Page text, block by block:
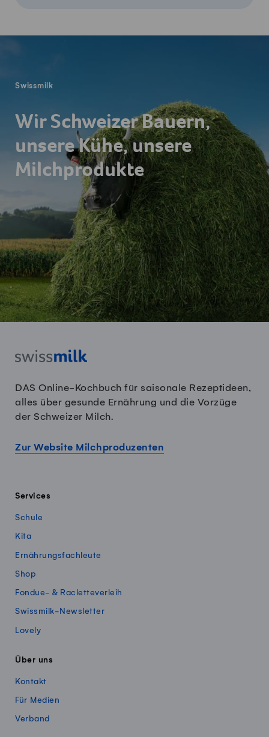
Swissmilk
Wir Schweizer Bauern,
unsere Kühe, unsere
Milchprodukte
DAS Online-Kochbuch für saisonale Rezeptideen,
alles über gesunde Ernährung und die Vorzüge
der Schweizer Milch.
Zur Website Milchproduzenten
Services
Schule
Kita
Ernährungsfachleute
Shop
Fondue- & Racletteverleih
Swissmilk-Newsletter
Lovely
Über uns
Kontakt
Für Medien
Verband